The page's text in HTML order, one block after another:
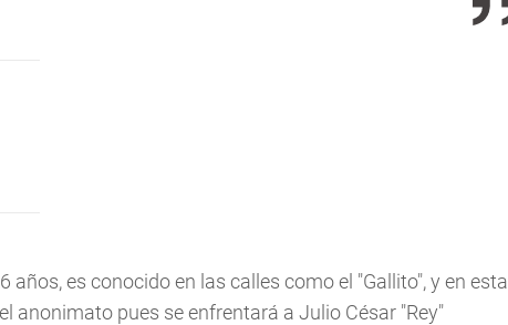
es conocido en las calles como el "Gallito", y en esta
anonimato pues se enfrentará a Julio César "Rey"